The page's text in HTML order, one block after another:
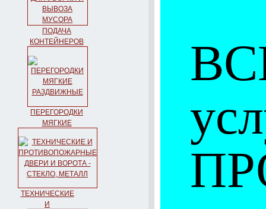
ПОДАЧА
КОНТЕЙНЕРОВ
ДЛЯ УБОРКИ И
ВЫВОЗА
МУСОРА
ПЕРЕГОРОДКИ
МЯГКИЕ
ТЕХНИЧЕСКИЕ
И